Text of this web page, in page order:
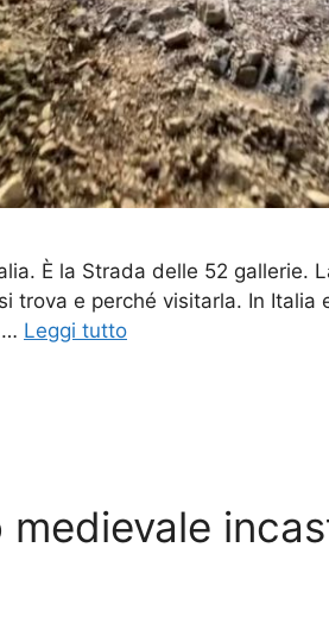
È la Strada delle 52 gallerie.
e perché visitarla. In
… Leggi tutto